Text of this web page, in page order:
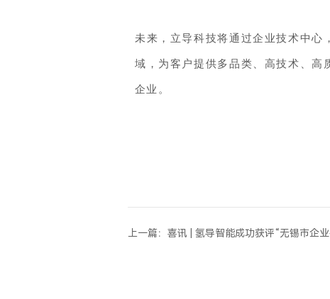
未来，立导科技将通过企业技术中
域，为客户提供多品类、高技术、高
企业。
上一篇：喜讯 | 氢导智能成功获评“无锡市企